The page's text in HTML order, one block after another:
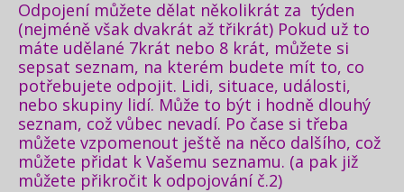
Odpojení můžete dělat několikrát za týden
(nejméně však dvakrát až třikrát) Pokud už to
máte udělané 7krát nebo 8 krát, můžete si
sepsat seznam, na kterém budete mít to, co
potřebujete odpojit. Lidi, situace, události,
nebo skupiny lidí. Může to být i hodně dlouhý
seznam, což vůbec nevadí. Po čase si třeba
můžete vzpomenout ještě na něco dalšího, což
můžete přidat k Vašemu seznamu. (a pak již
můžete přikročit k odpojování č.2)